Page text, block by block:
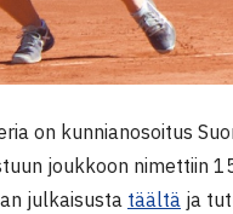
on kunnianosoitus
joukkoon nimettiin
julkaisusta täältä ja